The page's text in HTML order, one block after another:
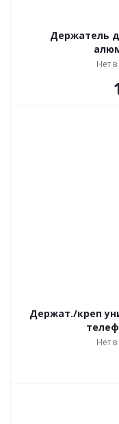
Держатель
Нет
Держат./креп
Нет